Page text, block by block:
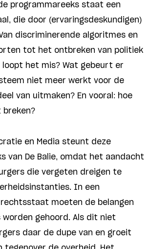
programmareeks staat een
die door (ervaringsdeskundigen)
discriminerende algoritmes en
tot het ontbreken van politiek
loopt het mis? Wat gebeurt er
niet meer werkt voor de
van uitmaken? En vooral: hoe
breken?
en Media steunt deze
van De Balie, omdat het aandacht
die vergeten dreigen te
In een
moeten de belangen
worden gehoord. Als dit niet
daar de dupe van en groeit